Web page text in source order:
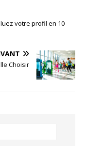
votre profil en 10
Choisir